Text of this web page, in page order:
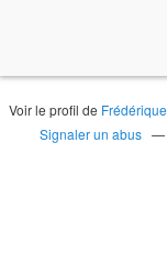
Voir le profil de Frédérique
Signaler un abus